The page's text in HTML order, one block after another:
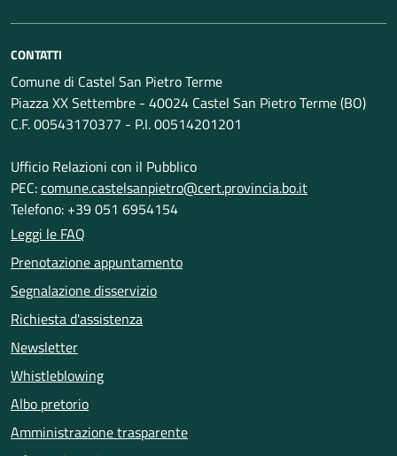
CONTATTI
Comune di Castel San Pietro Terme
Piazza XX Settembre - 40024 Castel San Pietro Terme (BO)
C.F. 00543170377 - P.I. 00514201201
Ufficio Relazioni con il Pubblico
PEC:comune.castelsanpietro@cert.provincia.bo.it
Telefono: +39 051 6954154
Leggi le FAQ
Prenotazione appuntamento
Segnalazione disservizio
Richiesta d'assistenza
Newsletter
Whistleblowing
Albo pretorio
Amministrazione trasparente